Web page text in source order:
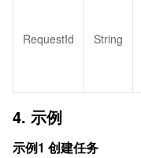
RequestId String
4. 示例
示例1 创建任务